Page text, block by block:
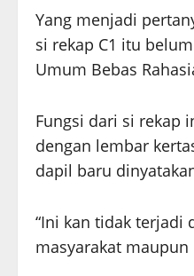
Yang menjadi
si rekap C1 itu
Umum Bebas
Fungsi dari si rekap
dengan lembar
dapil baru
“Ini kan tidak terjadi
masyarakat maupun